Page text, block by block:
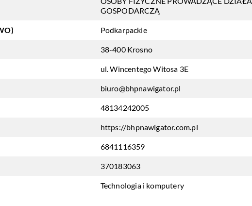
GOSPODARCZĄ
Podkarpackie
38-400 Krosno
ul. Wincentego Witosa 3E
biuro@bhpnawigator.pl
48134242005
https://bhpnawigator.com.pl
6841116359
370183063
Technologia i komputery